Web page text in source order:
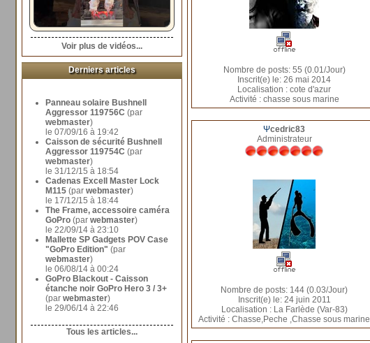
Voir plus de vidéos...
Derniers articles
Panneau solaire Bushnell
Aggressor 119756C (par
webmaster)
le 07/09/16 à 19:42
Caisson de sécurité Bushnell
Aggressor 119754C (par
webmaster)
le 31/12/15 à 18:54
Cadenas Excell Master Lock
M115 (par webmaster)
le 17/12/15 à 18:44
The Frame, accessoire caméra
GoPro (par webmaster)
le 22/09/14 à 23:10
Mallette SP Gadgets POV Case
"GoPro Edition" (par
webmaster)
le 06/08/14 à 00:24
GoPro Blackout - Caisson
étanche noir GoPro Hero 3 / 3+
(par webmaster)
le 29/06/14 à 22:46
Tous les articles...
Nombre de posts: 55 (0.01/Jour)
Inscrit(e) le: 26 mai 2014
Localisation : cote d'azur
Activité : chasse sous marine
Ψcedric83
Administrateur
Nombre de posts: 144 (0.03/Jour)
Inscrit(e) le: 24 juin 2011
Localisation : La Farlède (Var-83)
Activité : Chasse,Peche ,Chasse sous marine